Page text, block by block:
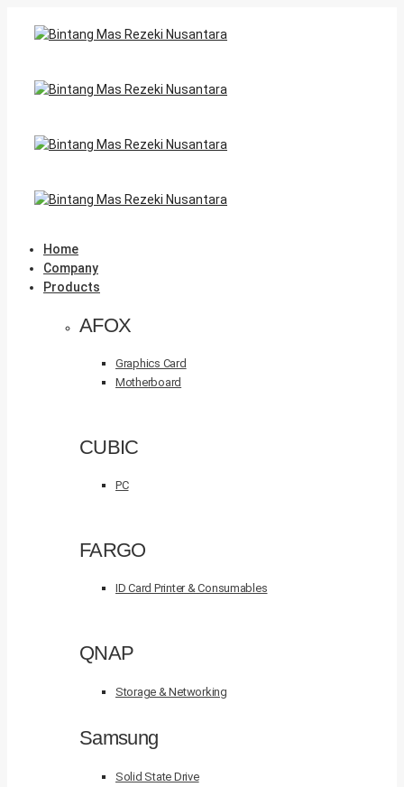
Home
Company
Products
AFOX
Graphics Card
Motherboard
CUBIC
PC
FARGO
ID Card Printer & Consumables
QNAP
Storage & Networking
Samsung
Solid State Drive